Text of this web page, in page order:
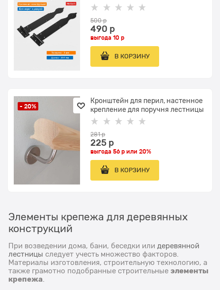
500 р
490 р
выгода10 р
В КОРЗИНУ
- 20%
Кронштейн для перил, настенное
крепление для поручня лестницы
281 р
225 р
выгода56 р или20%
В КОРЗИНУ
Элементы крепежа для деревянных
конструкций
При возведении дома, бани, беседки или деревянной
лестницы следует учесть множество факторов.
Материалы изготовления, строительную технологию, а
также грамотно подобранные строительныеэлементы
крепежа